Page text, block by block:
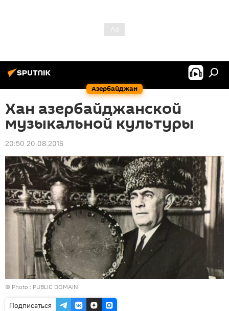
Азербайджан
Хан азербайджанской
музыкальной культуры
20:50 20.08.2016
© Photo : PUBLIC DOMAIN
Подписаться